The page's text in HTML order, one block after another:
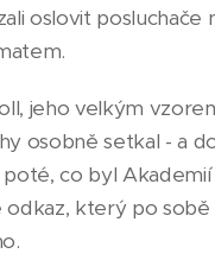
oslovit
jeho velkým
osobně setkal - a
co byl
odkaz, který po